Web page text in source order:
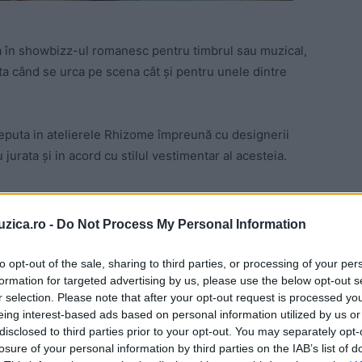
- Do Not Process My Personal Information
opt-out of the sale, sharing to third parties, or processing of your
for targeted advertising by us, please use the below opt-out
selection. Please note that after your opt-out request is processed
interest-based ads based on personal information utilized by us
to third parties prior to your opt-out. You may separately
of your personal information by third parties on the IAB’s list of
showbizz-ul romanesc pentru timbrul sau muzical,
când se urca pe scena cât și pentru unele dintre
in atelierele Rhizome împreună cu designerii
și in acord cu stilul vestimentar al acesteia.
romani, haine de calitate, in pofida
capsula o aveam de ceva timp în minte si o
cei de la Rhizome mi-au propus sa lucram
ma urmăresc vor sa stie ce haine port, de unde la
aceasta colecție luxury affordable pentru toate
Imi place sa ma simt bine în hainele pe care le port,
sa le imbrac in diferite contexte iar colectia creata
mele. Cu outfit-ul potrivit sunt mai încrezătoare